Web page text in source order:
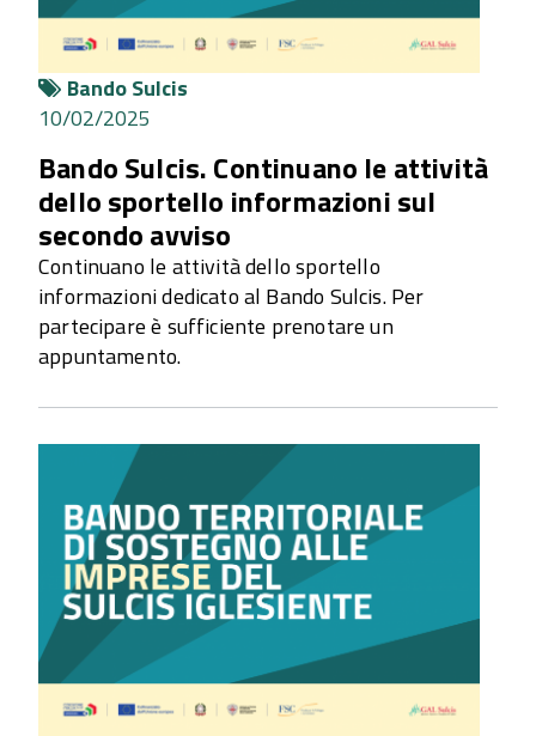
Bando Sulcis
10/02/2025
Bando Sulcis. Continuano le attività
dello sportello informazioni sul
secondo avviso
Continuano le attività dello sportello
informazioni dedicato al Bando Sulcis. Per
partecipare è sufficiente prenotare un
appuntamento.